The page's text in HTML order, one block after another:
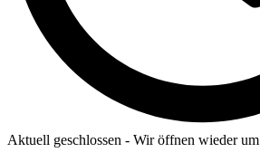
Aktuell geschlossen - Wir öffnen wieder um